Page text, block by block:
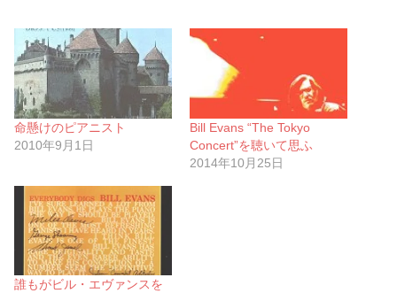
命懸けのピアニスト
2010年9月1日
Bill Evans “The Tokyo
Concert”を聴いて思ふ
2014年10月25日
誰もがビル・エヴァンスを